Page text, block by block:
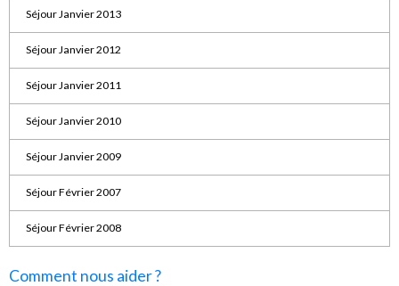
Séjour Janvier 2013
Séjour Janvier 2012
Séjour Janvier 2011
Séjour Janvier 2010
Séjour Janvier 2009
Séjour Février 2007
Séjour Février 2008
Comment nous aider ?